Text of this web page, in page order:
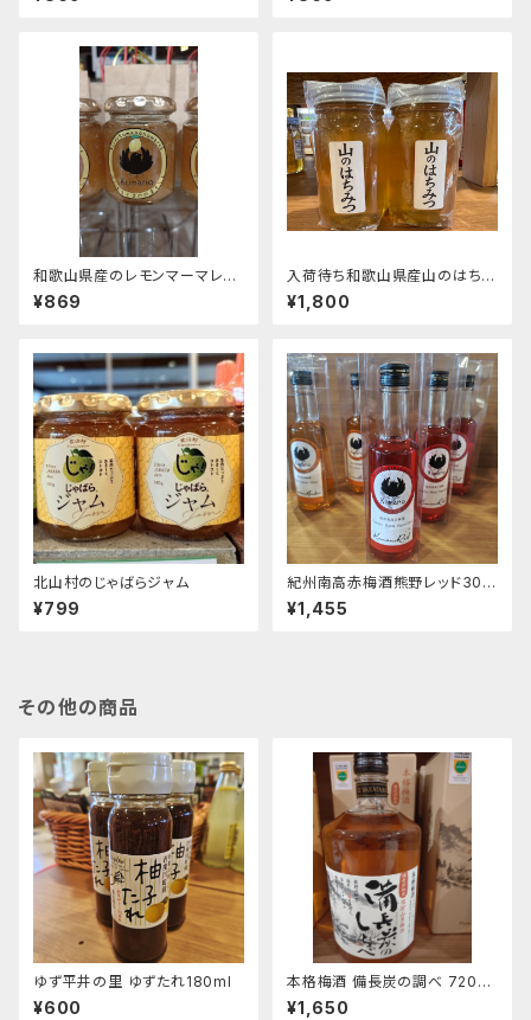
の桃コンフィチュール ム100g
和歌山県産のレモンマーマレー
ド
¥869
入荷待ち和歌山県産山のはちみ
つ３００ｇ
¥1,800
北山村のじゃばらジャム
¥799
紀州南高赤梅酒熊野レッド300
ml
¥1,455
その他の商品
ゆず平井の里 ゆずたれ180ml
¥600
本格梅酒 備長炭の調べ 720㎖
ＧＩ和歌山梅酒認定商品
¥1,650